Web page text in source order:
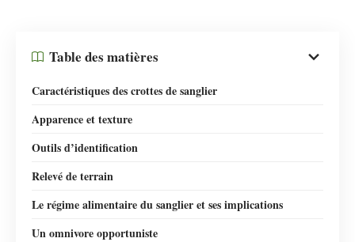
Table des matières
Caractéristiques des crottes de sanglier
Apparence et texture
Outils d’identification
Relevé de terrain
Le régime alimentaire du sanglier et ses implications
Un omnivore opportuniste